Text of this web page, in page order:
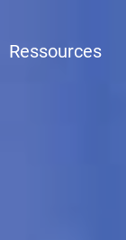
Ressources